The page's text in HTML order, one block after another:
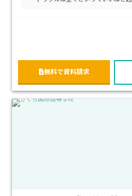
頻度によって異なりますが、就学支
分野や創作活動に意欲のあるお子さ
り学びたい方におすすめのキャンパ
無料で資料請求